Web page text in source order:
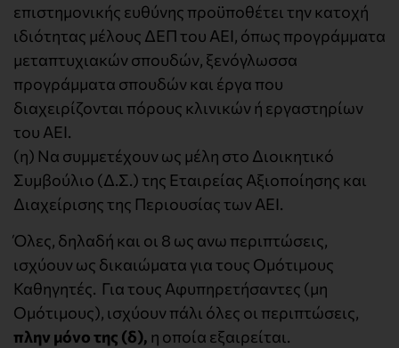
επιστημονικής ευθύνης προϋποθέτει την κατοχή
ιδιότητας μέλους ΔΕΠ του ΑΕΙ, όπως προγράμματα
μεταπτυχιακών σπουδών, ξενόγλωσσα
προγράμματα σπουδών και έργα που
διαχειρίζονται πόρους κλινικών ή εργαστηρίων
του ΑΕΙ.
(η) Να συμμετέχουν ως μέλη στο Διοικητικό
Συμβούλιο (Δ.Σ.) της Εταιρείας Αξιοποίησης και
Διαχείρισης της Περιουσίας των ΑΕΙ.
Όλες, δηλαδή και οι 8 ως ανω περιπτώσεις,
ισχύουν ως δικαιώματα για τους Ομότιμους
Καθηγητές. Για τους Αφυπηρετήσαντες (μη
Ομότιμους), ισχύουν πάλι όλες οι περιπτώσεις,
πλην μόνο της (δ), η οποία εξαιρείται.